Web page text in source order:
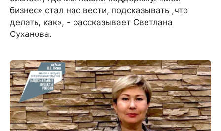
бизнес» стал нас вести, подсказывать ,что
делать, как», - рассказывает Светлана
Суханова.